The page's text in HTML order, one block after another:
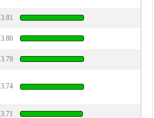
3.81
3.80
3.79
3.74
3.71